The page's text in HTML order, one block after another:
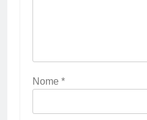
Nome *